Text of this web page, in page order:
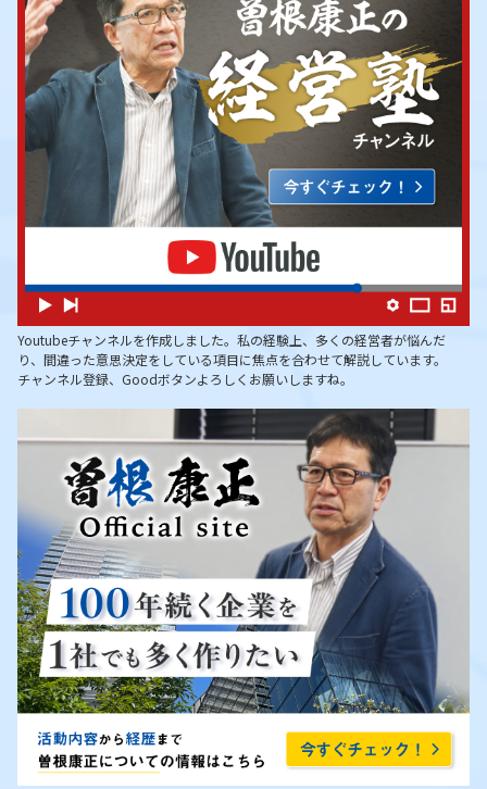
Youtubeチャンネルを作成しました。私の経験上、多くの経営者が悩んだ
り、間違った意思決定をしている項目に焦点を合わせて解説しています。
チャンネル登録、Goodボタンよろしくお願いしますね。